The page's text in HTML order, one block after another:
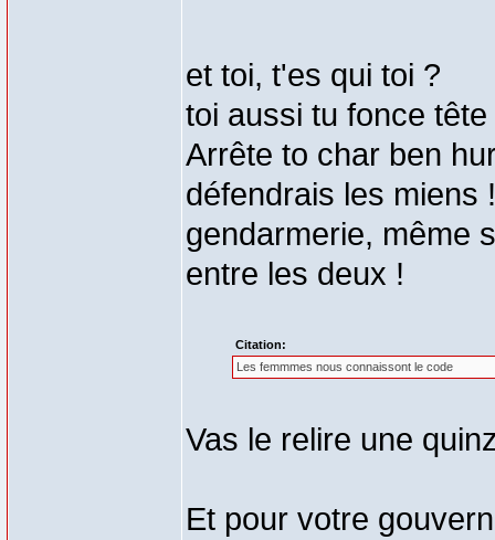
et toi, t'es qui toi ?
toi aussi tu fonce
Arrête to char ben
défendrais les miens
gendarmerie, même
entre les deux !
Citation:
Les femmmes nous connaissont le code
Vas le relire une
Et pour votre